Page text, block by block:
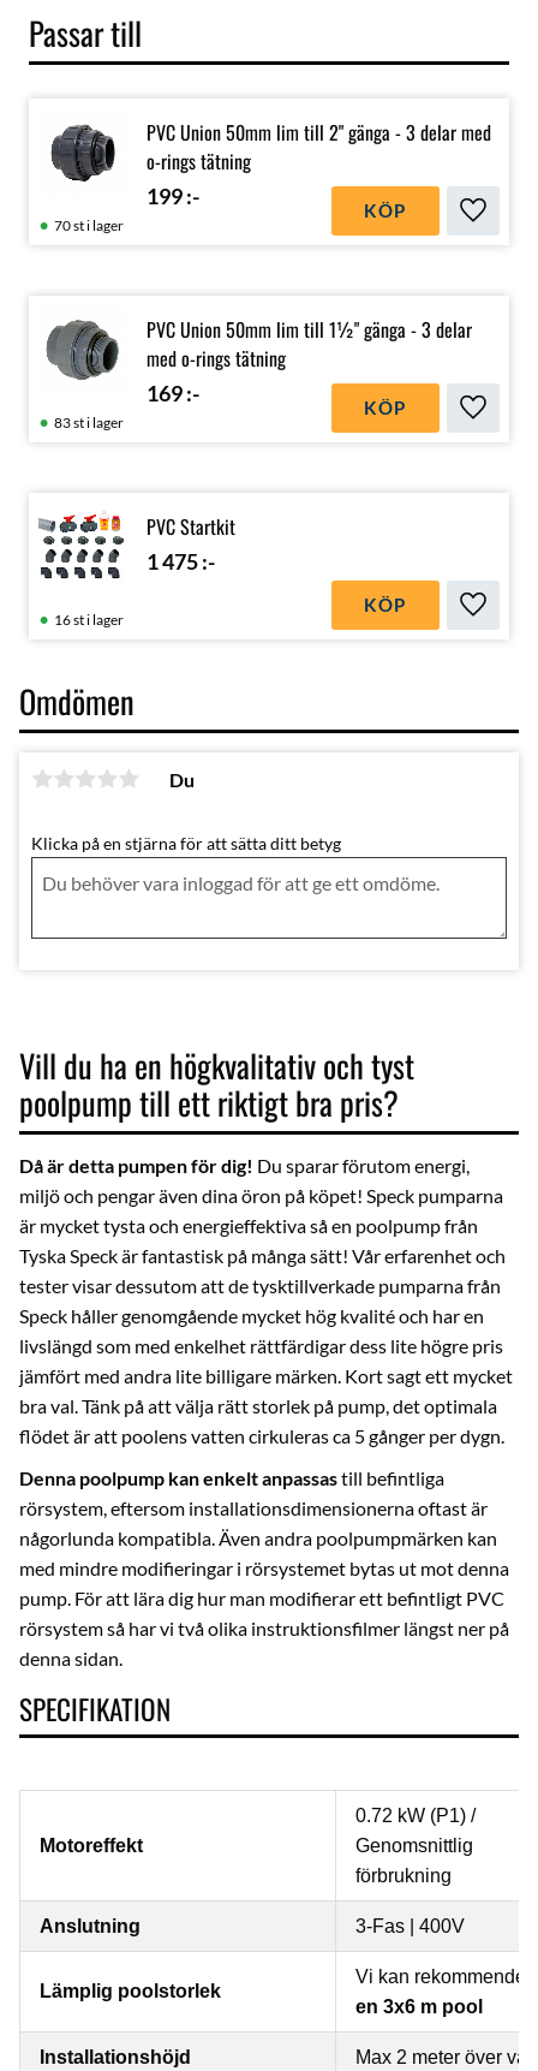
Passar till
PVC Union 50mm lim till 2" gänga - 3 delar med
o-rings tätning
199:-
Lägg
70 st i lager
KÖP
PVC Union 50mm lim till 1½" gänga - 3 delar
med o-rings tätning
169:-
Lägg
83 st i lager
KÖP
PVC Startkit
1 475:-
Lägg
16 st i lager
KÖP
Vill du ha en högkvalitativ och tyst
poolpump till ett riktigt bra pris?
Då är detta pumpen för dig! Du sparar förutom energi,
miljö och pengar även dina öron på köpet! Speck pumparna
är mycket tysta och energieffektiva så en poolpump från
Tyska Speck är fantastisk på många sätt! Vår erfarenhet och
tester visar dessutom att de tysktillverkade pumparna från
Speck håller genomgående mycket hög kvalité och har en
livslängd som med enkelhet rättfärdigar dess lite högre pris
jämfört med andra lite billigare märken. Kort sagt ett mycket
bra val. Tänk på att välja rätt storlek på pump, det optimala
flödet är att poolens vatten cirkuleras ca 5 gånger per dygn.
Denna poolpump kan enkelt anpassastill befintliga
rörsystem, eftersom installationsdimensionerna oftast är
någorlunda kompatibla. Även andra poolpumpmärken kan
med mindre modifieringar i rörsystemet bytas ut mot denna
pump. För att lära dig hur man modifierar ett befintligt PVC
rörsystem så har vi två olika instruktionsfilmer längst ner på
denna sidan.
SPECIFIKATION
Motoreffekt
0.72 kW (P1) /
Genomsnittlig
förbrukning
Anslutning 3-Fas | 400V
Lämplig poolstorlek
Vi kan
en 3x6 m pool
Installationshöjd Max 2 meter över
Omdömen
Du
Klicka på en stjärna för att sätta ditt betyg